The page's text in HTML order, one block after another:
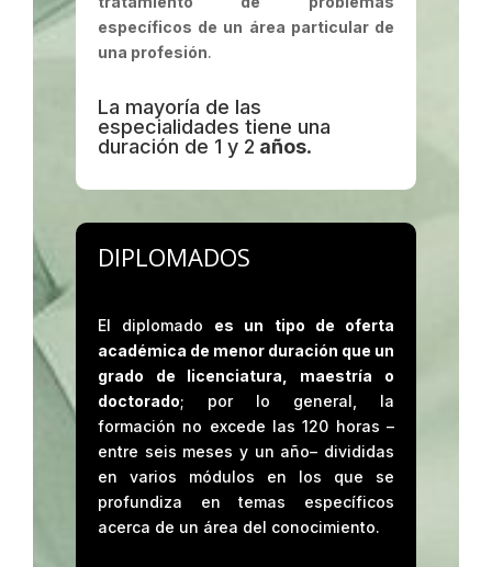
específicos de un área particular de
una profesión.
La mayoría de las
especialidades tiene una
duración de 1 y 2 años.
DIPLOMADOS
El diplomado es un tipo de oferta
académica de menor duración que un
grado de licenciatura, maestría o
doctorado; por lo general, la
formación no excede las 120 horas –
entre seis meses y un año– divididas
en varios módulos en los que se
profundiza en temas específicos
acerca de un área del conocimiento.